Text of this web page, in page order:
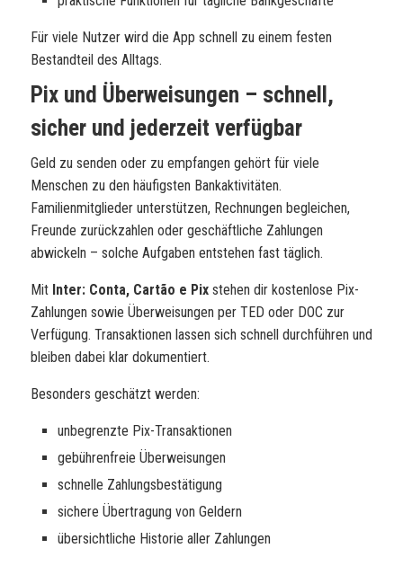
Für viele Nutzer wird die App schnell zu einem festen
Bestandteil des Alltags.
Pix und Überweisungen – schnell,
sicher und jederzeit verfügbar
Geld zu senden oder zu empfangen gehört für viele
Menschen zu den häufigsten Bankaktivitäten.
Familienmitglieder unterstützen, Rechnungen begleichen,
Freunde zurückzahlen oder geschäftliche Zahlungen
abwickeln – solche Aufgaben entstehen fast täglich.
Mit Inter: Conta, Cartão e Pix stehen dir kostenlose Pix-
Zahlungen sowie Überweisungen per TED oder DOC zur
Verfügung. Transaktionen lassen sich schnell durchführen und
bleiben dabei klar dokumentiert.
Besonders geschätzt werden:
unbegrenzte Pix-Transaktionen
gebührenfreie Überweisungen
schnelle Zahlungsbestätigung
sichere Übertragung von Geldern
übersichtliche Historie aller Zahlungen